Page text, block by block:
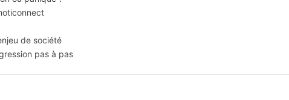
de société
pas à pas